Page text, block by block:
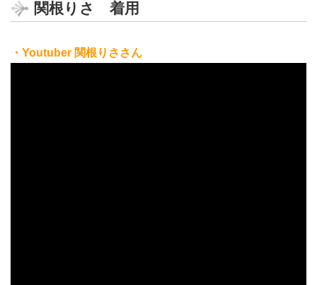
関根りさ 着用
・Youtuber 関根りささん